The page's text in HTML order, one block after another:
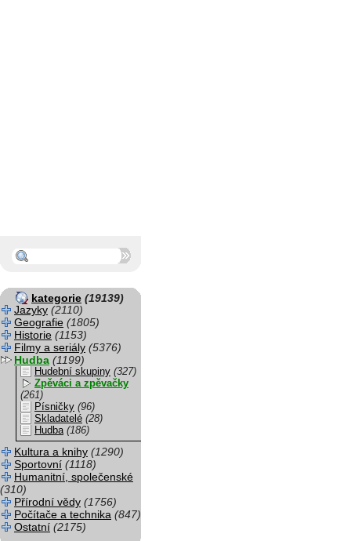
kategorie (19139)
Jazyky (2110)
Geografie (1805)
Historie (1153)
Filmy a seriály (5376)
Hudba (1199)
Hudební skupiny (327)
Zpěváci a zpěvačky
(261)
Písničky (96)
Skladatelé (28)
Hudba (186)
Kultura a knihy (1290)
Sportovní (1118)
Humanitní, společenské
(310)
Přírodní vědy (1756)
Počítače a technika (847)
Ostatní (2175)